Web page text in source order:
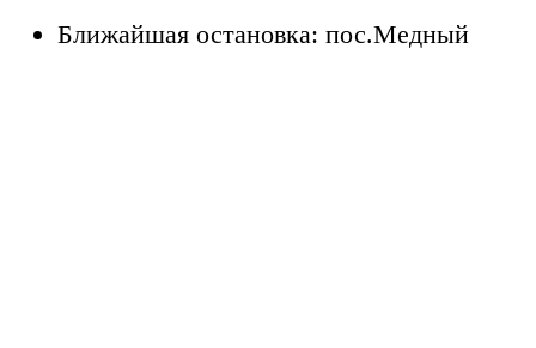
Ближайшая остановка: пос.Медный